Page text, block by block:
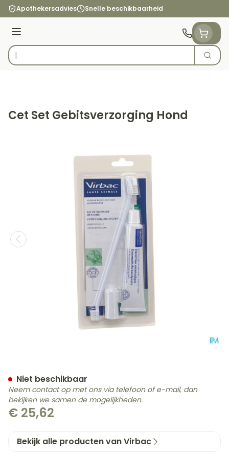
Ga naar de inhoud
Apothekersadvies Snelle beschikbaarheid
Menu
Product, merk, categorie...
Zoek
Cet Set Gebitsverzorging Hond
€ 25,62
Niet beschikbaar
Neem contact op met ons via telefoon of e-mail, dan
bekijken we samen de mogelijkheden.
Bekijk alle producten van Virbac